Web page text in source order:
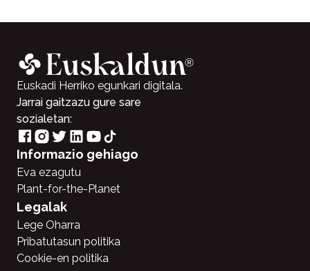
Euskadi Herriko egunkari digitala.
Jarrai gaitzazu gure sare
sozialetan:
Informazio gehiago
Eva ezagutu
Plant-for-the-Planet
Legalak
Lege Oharra
Pribatutasun politika
Cookie-en politika